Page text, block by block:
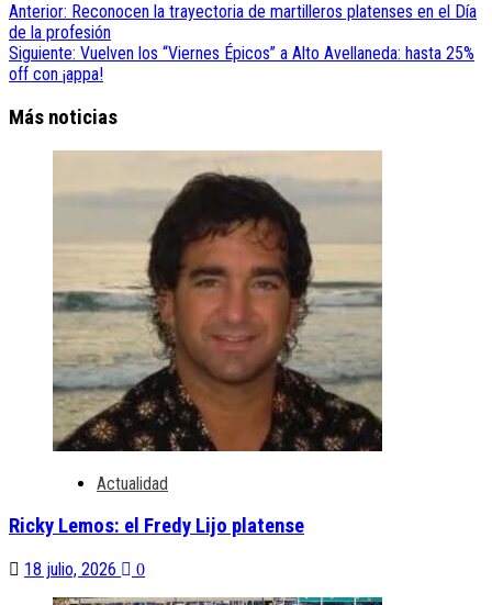
Anterior: Reconocen la trayectoria de martilleros platenses en el Día
de la profesión
Siguiente: Vuelven los “Viernes Épicos” a Alto Avellaneda: hasta 25%
off con ¡appa!
Más noticias
Actualidad
Ricky Lemos: el Fredy Lijo platense
18 julio, 2026 0